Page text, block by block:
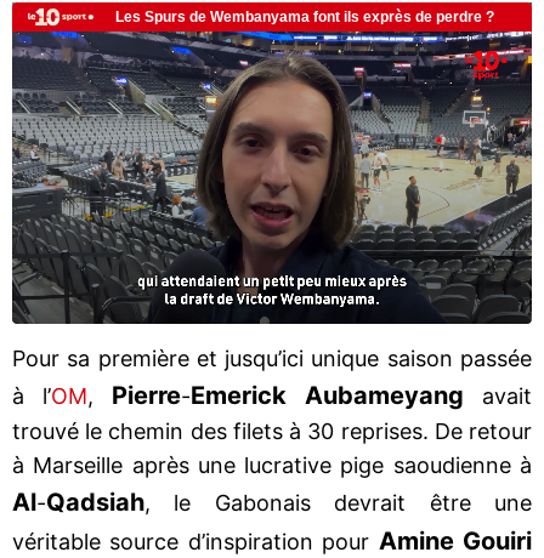
Pour sa première et jusqu’ici unique saison passée
à l’OM, Pierre-Emerick Aubameyang
avait
trouvé le chemin des filets à 30 reprises. De retour
à Marseille après une lucrative pige saoudienne à
Al-Qadsiah, le Gabonais devrait être une
véritable source d’inspiration pour Amine Gouiri